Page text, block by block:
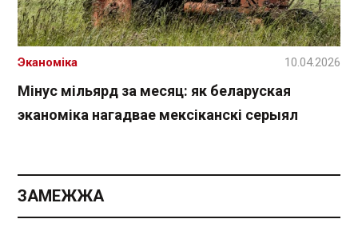
Мінус мільярд за месяц: як беларуская
эканоміка нагадвае мексіканскі серыял
Эканоміка 10.04.2026
ЗАМЕЖЖА